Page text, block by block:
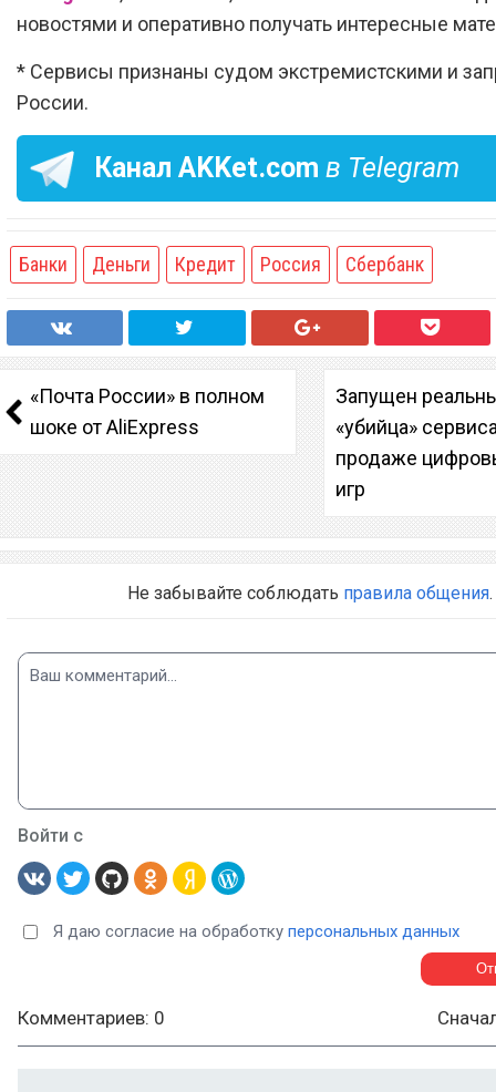
новостями и оперативно получать интересные
* Сервисы признаны судом экстремистскими и
России.
Канал AKKet.com в Telegram
Банки Деньги Кредит Россия Сбербанк
«Почта России» в полном
шоке от AliExpress
Запущен
«убийца»
продаже
игр
Не забывайте соблюдать правила общения.
Войти с
Я даю согласие на обработку персональных данных
Комментариев: 0